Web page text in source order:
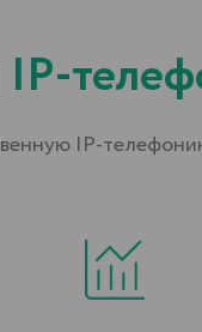
IP-телефонию на